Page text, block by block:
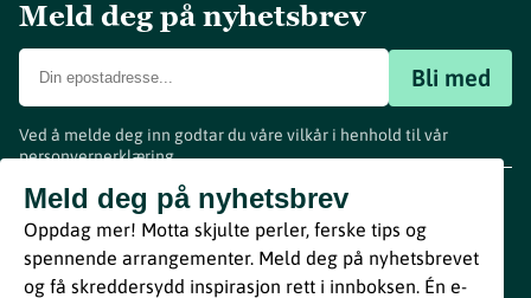
Meld deg på nyhetsbrev
Bli med
Ved å melde deg inn godtar du våre vilkår i henhold til vår
personvernerklæring.
Meld deg på nyhetsbrev
Oppdag mer! Motta skjulte perler, ferske tips og
spennende arrangementer. Meld deg på nyhetsbrevet
og få skreddersydd inspirasjon rett i innboksen. Én e-
www.visitvestfold.com
Turistinformasjon
Vestfold Fylkeskommune
ByBreakfast